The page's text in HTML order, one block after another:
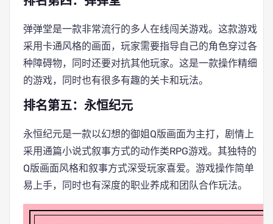
弹弹堂是一款非常流行的多人在线闯关游戏。这款游戏
采用卡通风格的画面，玩家需要指导自己的角色穿过各
种障碍物，同时还要对抗其他玩家。这是一款操作精细
的游戏，同时也有很多有趣的关卡和玩法。
排名第五：永恒纪元
永恒纪元是一款以幻想的御姐Q版画面为主打，剧情上
采用通篇小说式叙事方式的动作类RPG游戏。其独特的
Q版画面风格和叙事方式深受玩家喜爱。游戏操作简单
易上手，同时也有深度的职业养成和团队合作玩法。